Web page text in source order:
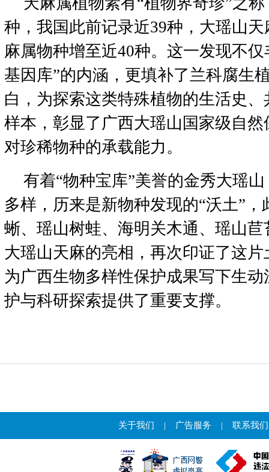
种，我国此前记录近39种，大瑶山
麻属物种增至近40种。这一发现不
基因库”的内涵，更填补了兰科腐生
白，为探索这类特殊植物的生活史
样本，彰显了广西大瑶山国家级自
对珍稀物种的承载能力。
有着“物种宝库”美誉的金秀大瑶
多样，历来是新物种发现的“沃土”
蜥、瑶山树蛙、海明关木通、瑶山
大瑶山天麻的亮相，再次印证了这
为广西生物多样性保护成果写下生
护与科研探索提供了重要支撑。
关于我们 | 广告服务 | 联系我们